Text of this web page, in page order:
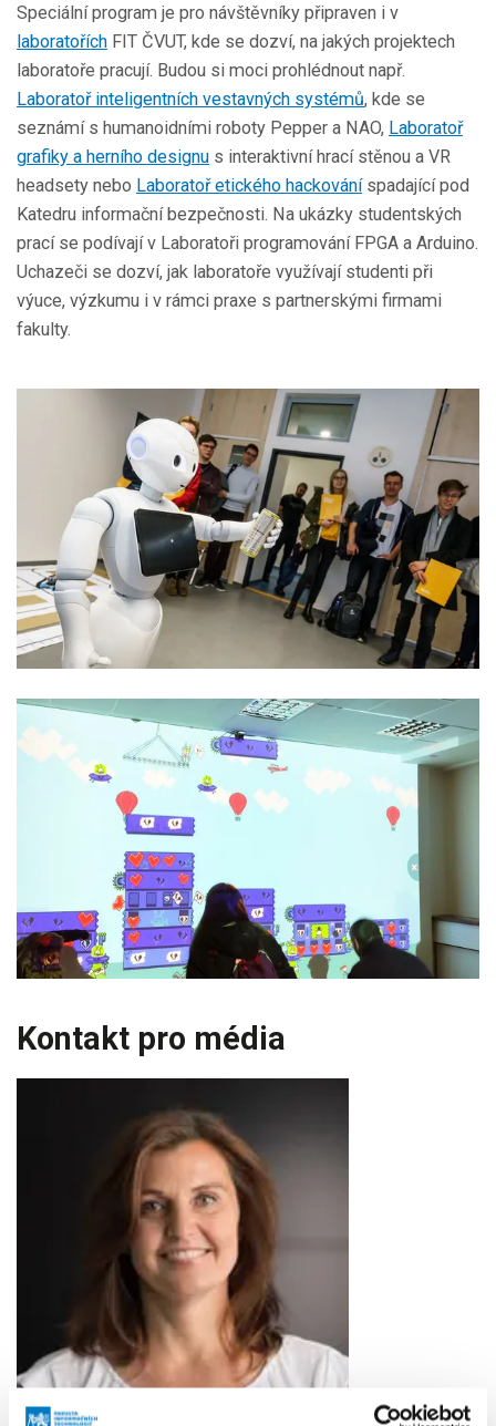
Speciální program je pro návštěvníky připraven i v
laboratořích FIT ČVUT, kde se dozví, na jakých projektech
laboratoře pracují. Budou si moci prohlédnout např.
Laboratoř inteligentních vestavných systémů, kde se
seznámí s humanoidními roboty Pepper a NAO, Laboratoř
grafiky a herního designu s interaktivní hrací stěnou a VR
headsety nebo Laboratoř etického hackováníspadající pod
Katedru informační bezpečnosti. Na ukázky studentských
prací se podívají v Laboratoři programování FPGA a Arduino.
Uchazeči se dozví, jak laboratoře využívají studenti při
výuce, výzkumu i v rámci praxe s partnerskými firmami
fakulty.
Kontakt pro média